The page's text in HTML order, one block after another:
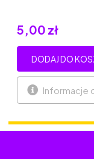
5,00 zł
DODAJ DO
Informacje